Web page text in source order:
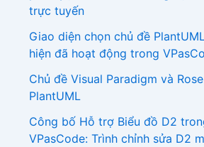
trực tuyến
Giao diện chọn chủ đề
hiện đã hoạt động trong
Chủ đề Visual Paradigm và
PlantUML
Công bố Hỗ trợ Biểu đồ D2
VPasCode: Trình chỉnh sửa D2